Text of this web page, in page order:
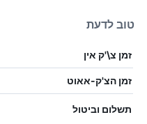
טוב לדעת
זמן צ\'ק אין
זמן הצ'ק-אאוט
תשלום וביטול